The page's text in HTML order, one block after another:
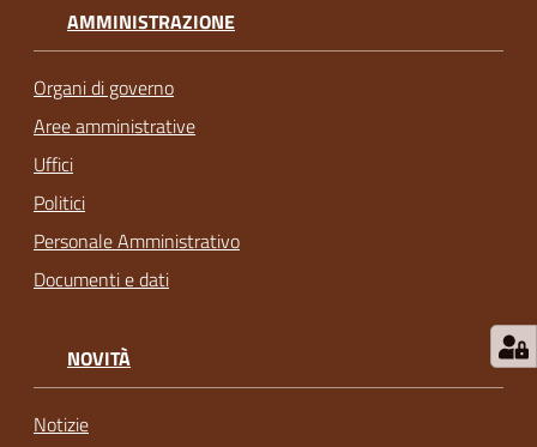
AMMINISTRAZIONE
Organi di governo
Aree amministrative
Uffici
Politici
Personale Amministrativo
Documenti e dati
NOVITÀ
Notizie